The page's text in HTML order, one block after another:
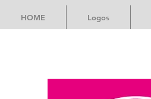
HOME Logos